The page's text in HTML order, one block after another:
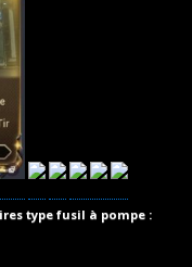
type fusil à pompe :